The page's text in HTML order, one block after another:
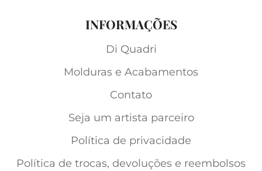
INFORMAÇÕES
Di Quadri
Molduras e Acabamentos
Contato
Seja um artista parceiro
Política de privacidade
Política de trocas, devoluções e reembolsos